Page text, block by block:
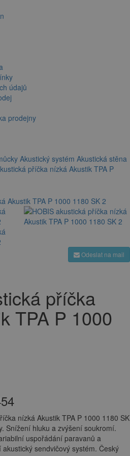
údajů
prodejny
Akustický systém Akustická stěna
příčka nízká Akustik TPA P
Odeslat na mail
příčka
TPA P 1000
nízká Akustik TPA P 1000 1180 SK
Snížení hluku a zvýšení soukromí.
uspořádání paravanů a
sendvičový systém. Český